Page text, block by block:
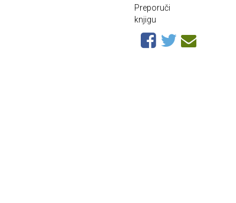
Preporuči
knjigu